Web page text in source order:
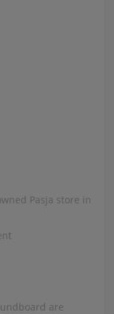
Pasja store in
are